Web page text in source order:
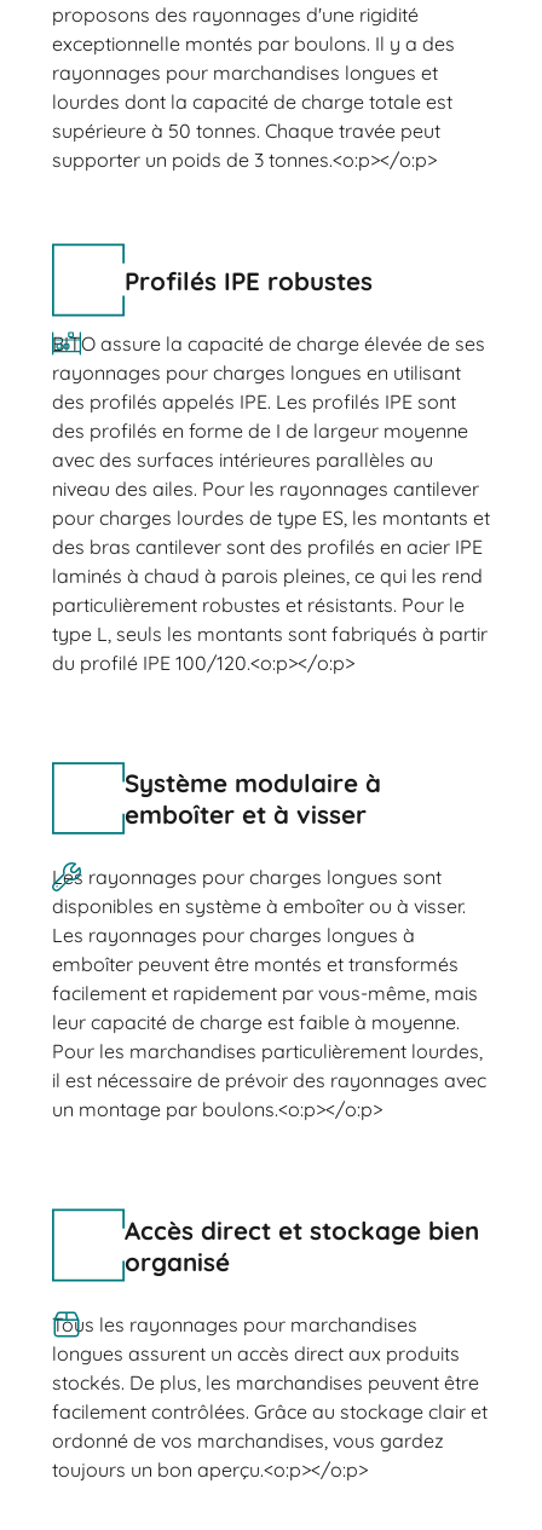
proposons des rayonnages d'une rigidité
exceptionnelle montés par boulons. Il y a des
rayonnages pour marchandises longues et
lourdes dont la capacité de charge totale est
supérieure à 50 tonnes. Chaque travée peut
supporter un poids de 3 tonnes.<o:p></o:p>
Profilés IPE robustes
BITO assure la capacité de charge élevée de ses
rayonnages pour charges longues en utilisant
des profilés appelés IPE. Les profilés IPE sont
des profilés en forme de I de largeur moyenne
avec des surfaces intérieures parallèles au
niveau des ailes. Pour les rayonnages cantilever
pour charges lourdes de type ES, les montants et
des bras cantilever sont des profilés en acier IPE
laminés à chaud à parois pleines, ce qui les rend
particulièrement robustes et résistants. Pour le
type L, seuls les montants sont fabriqués à partir
du profilé IPE 100/120.<o:p></o:p>
Système modulaire à
emboîter et à visser
Les rayonnages pour charges longues sont
disponibles en système à emboîter ou à visser.
Les rayonnages pour charges longues à
emboîter peuvent être montés et transformés
facilement et rapidement par vous-même, mais
leur capacité de charge est faible à moyenne.
Pour les marchandises particulièrement lourdes,
il est nécessaire de prévoir des rayonnages avec
un montage par boulons.<o:p></o:p>
Accès direct et stockage bien
organisé
Tous les rayonnages pour marchandises
longues assurent un accès direct aux produits
stockés. De plus, les marchandises peuvent être
facilement contrôlées. Grâce au stockage clair et
ordonné de vos marchandises, vous gardez
toujours un bon aperçu.<o:p></o:p>